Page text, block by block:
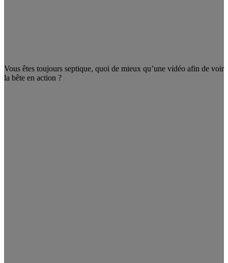
Vous êtes toujours septique, quoi de mieux qu’une vidéo afin de voir
la bête en action ?